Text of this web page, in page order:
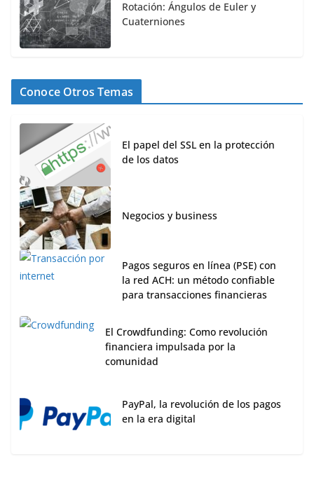
Rotación: Ángulos de Euler y
Cuaterniones
Conoce Otros Temas
El papel del SSL en la protección
de los datos
Negocios y business
Pagos seguros en línea (PSE) con
la red ACH: un método confiable
para transacciones financieras
El Crowdfunding: Como revolución
financiera impulsada por la
comunidad
PayPal, la revolución de los pagos
en la era digital